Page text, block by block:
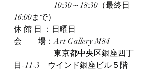
10:30～18:30（最終日
16:00まで）
休 館 日 ：日曜日
会　　場：Art Gallery M84
東京都中央区銀座四丁
目-11-3　ウインド銀座ビル５階